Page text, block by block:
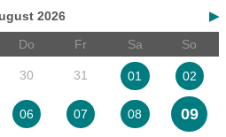
▶
2026
Do Fr Sa So
30 31 01 02
06 07 08 09